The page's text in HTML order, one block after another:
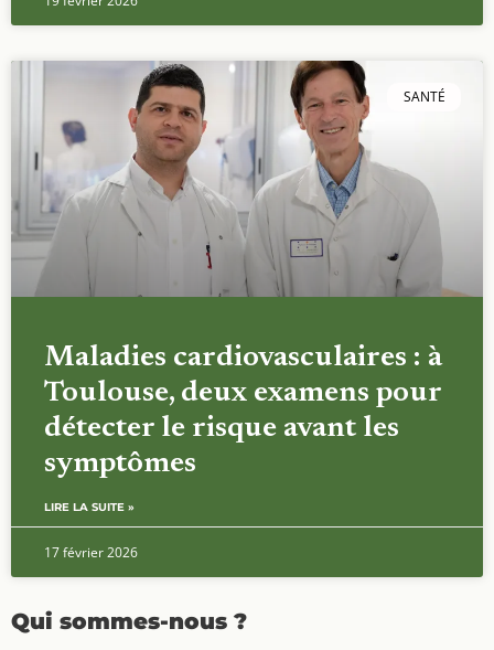
SANTÉ
Maladies cardiovasculaires : à
Toulouse, deux examens pour
détecter le risque avant les
symptômes
LIRE LA SUITE »
17 février 2026
Qui sommes-nous ?